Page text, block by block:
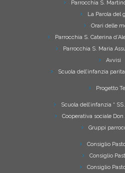
Parrocchia S.
La Parola del
Orari delle
Parrocchia S. Caterina
Parrocchia S. Maria
Avvisi
Scuola dell’infanzia
Progetto
Scuola dell’infanzia “
Cooperativa sociale
Gruppi
Consiglio
Consiglio
Consiglio